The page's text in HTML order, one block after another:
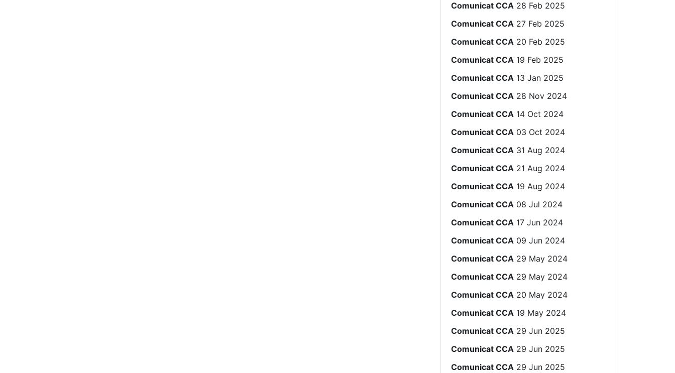
Comunicat CCA 28 Feb 2025
Comunicat CCA 27 Feb 2025
Comunicat CCA 20 Feb 2025
Comunicat CCA 19 Feb 2025
Comunicat CCA 13 Jan 2025
Comunicat CCA 28 Nov 2024
Comunicat CCA 14 Oct 2024
Comunicat CCA 03 Oct 2024
Comunicat CCA 31 Aug 2024
Comunicat CCA 21 Aug 2024
Comunicat CCA 19 Aug 2024
Comunicat CCA 08 Jul 2024
Comunicat CCA 17 Jun 2024
Comunicat CCA 09 Jun 2024
Comunicat CCA 29 May 2024
Comunicat CCA 29 May 2024
Comunicat CCA 20 May 2024
Comunicat CCA 19 May 2024
Comunicat CCA 29 Jun 2025
Comunicat CCA 29 Jun 2025
Comunicat CCA 29 Jun 2025